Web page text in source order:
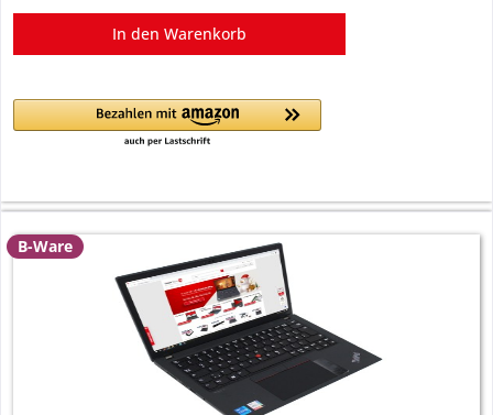
In den Warenkorb
B-Ware